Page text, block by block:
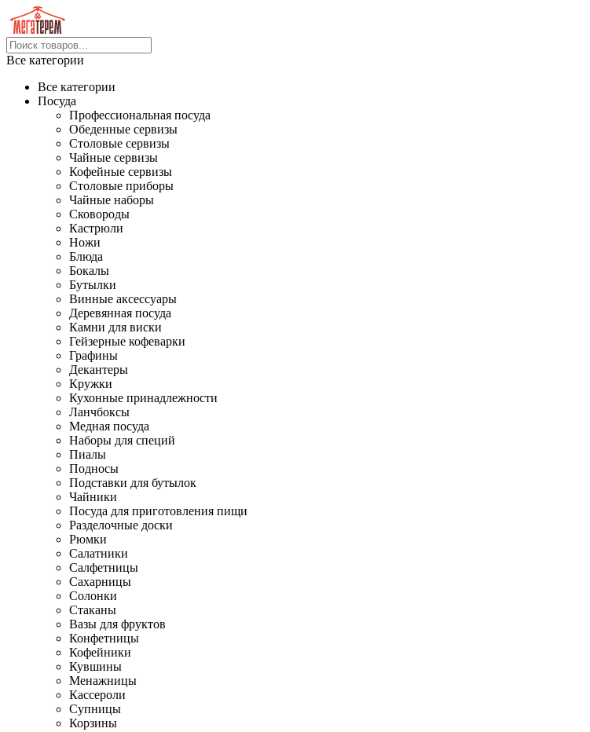
Все категории
Все категории
Посуда
Профессиональная посуда
Обеденные сервизы
Столовые сервизы
Чайные сервизы
Кофейные сервизы
Столовые приборы
Чайные наборы
Сковороды
Кастрюли
Ножи
Блюда
Бокалы
Бутылки
Винные аксессуары
Деревянная посуда
Камни для виски
Гейзерные кофеварки
Графины
Декантеры
Кружки
Кухонные принадлежности
Ланчбоксы
Медная посуда
Наборы для специй
Пиалы
Подносы
Подставки для бутылок
Чайники
Посуда для приготовления пищи
Разделочные доски
Рюмки
Салатники
Салфетницы
Сахарницы
Солонки
Стаканы
Вазы для фруктов
Конфетницы
Кофейники
Кувшины
Менажницы
Кассероли
Супницы
Корзины